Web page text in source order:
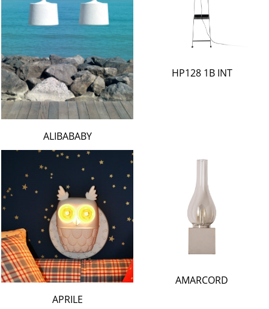
HP128 1B INT
ALIBABABY
AMARCORD
APRILE